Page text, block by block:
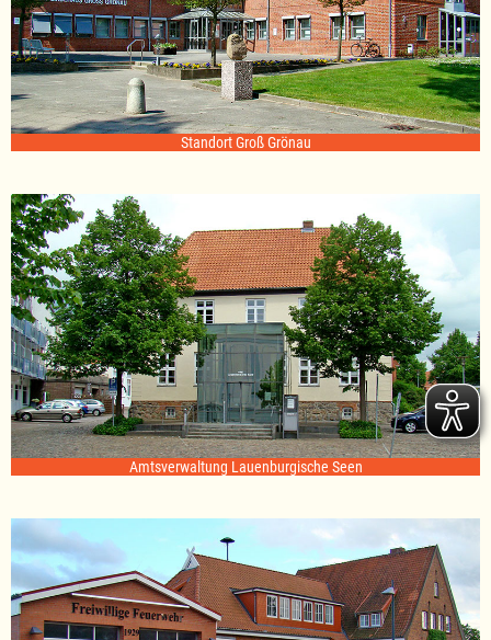
Standort Groß Grönau
Amtsverwaltung Lauenburgische Seen